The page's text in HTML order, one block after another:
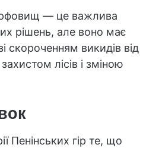
— це важлива
рішень, але воно має
скороченням викидів від
лісів і зміною
Пенінських гір те, що